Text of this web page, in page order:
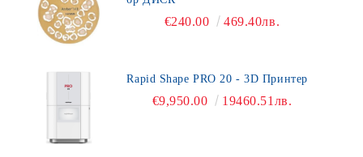
€240.00 469.40лв.
Rapid Shape PRO 20 - 3D Принтер
€9,950.00 19460.51лв.